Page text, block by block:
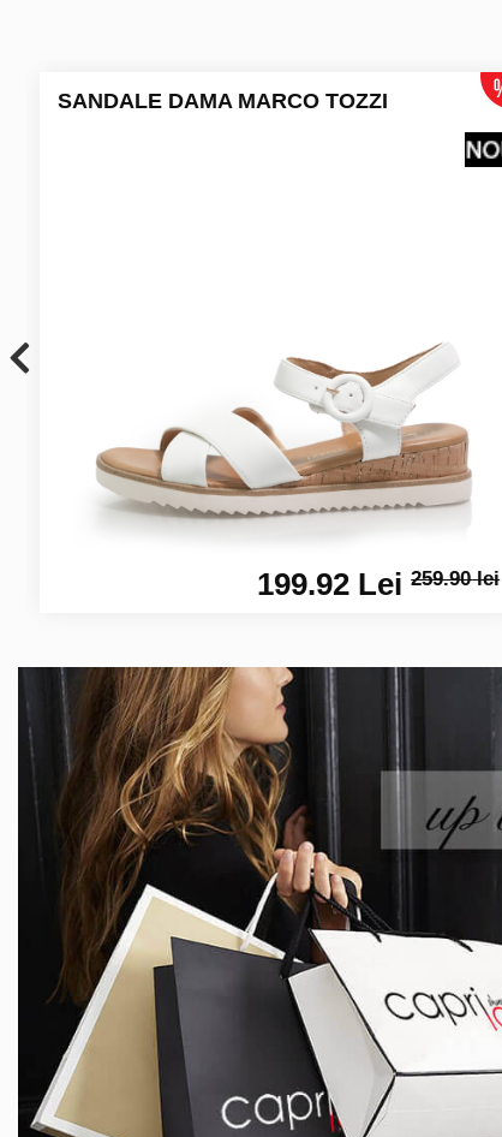
SANDALE DAMA MARCO TOZZI
199.92 Lei259.90 lei